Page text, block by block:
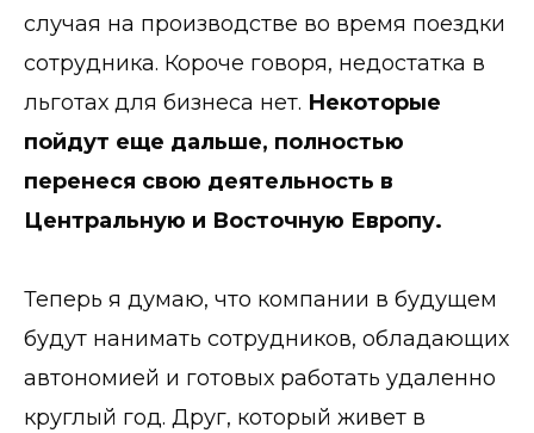
случая на производстве во время поездки
сотрудника. Короче говоря, недостатка в
льготах для бизнеса нет. Некоторые
пойдут еще дальше, полностью
перенеся свою деятельность в
Центральную и Восточную Европу.
Теперь я думаю, что компании в будущем
будут нанимать сотрудников, обладающих
автономией и готовых работать удаленно
круглый год. Друг, который живет в